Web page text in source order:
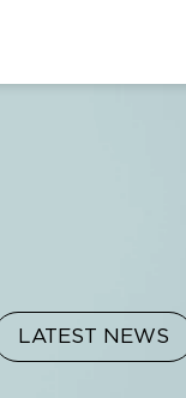
LATEST NEWS